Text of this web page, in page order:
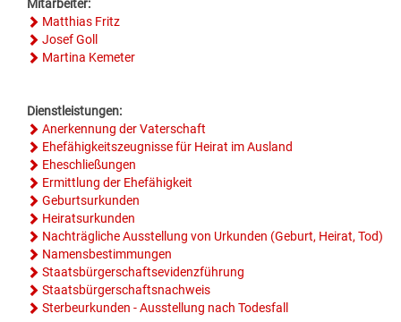
Mitarbeiter:
Matthias Fritz
Josef Goll
Martina Kemeter
Dienstleistungen:
Anerkennung der Vaterschaft
Ehefähigkeitszeugnisse für Heirat im Ausland
Eheschließungen
Ermittlung der Ehefähigkeit
Geburtsurkunden
Heiratsurkunden
Nachträgliche Ausstellung von Urkunden (Geburt, Heirat, Tod)
Namensbestimmungen
Staatsbürgerschaftsevidenzführung
Staatsbürgerschaftsnachweis
Sterbeurkunden - Ausstellung nach Todesfall